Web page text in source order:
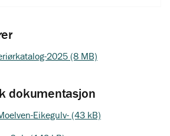
2025 (8 MB)
dokumentasjon
Eikegulv- (43 kB)